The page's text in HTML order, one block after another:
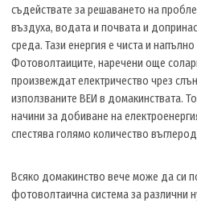
съдействате за решаването на
въздуха, водата и почвата и
среда. Тази енергия е чиста и
Фотоволтаиците, наречени още
произвеждат електричество чрез
използваните ВЕИ в домакинствата.
начини за добиване на
спестява голямо количество
Всяко домакинство вече може да си
фотоволтаична система за различни